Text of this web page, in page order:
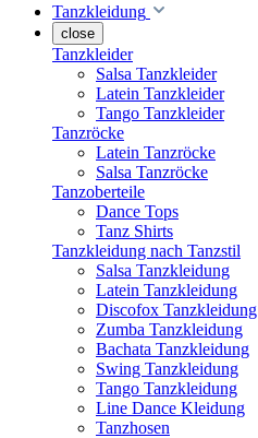
Tanzkleidung
close
Tanzkleider
Salsa Tanzkleider
Latein Tanzkleider
Tango Tanzkleider
Tanzröcke
Latein Tanzröcke
Salsa Tanzröcke
Tanzoberteile
Dance Tops
Tanz Shirts
Tanzkleidung nach Tanzstil
Salsa Tanzkleidung
Latein Tanzkleidung
Discofox Tanzkleidung
Zumba Tanzkleidung
Bachata Tanzkleidung
Swing Tanzkleidung
Tango Tanzkleidung
Line Dance Kleidung
Tanzhosen